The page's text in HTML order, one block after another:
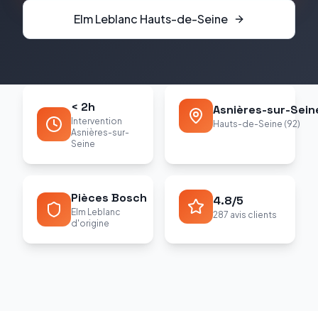
Elm Leblanc Hauts-de-Seine
< 2h
Intervention
Asnières-sur-
Seine
Asnières-sur-
Hauts-de-Seine (92)
Pièces Bosch
Elm Leblanc
d'origine
4.8/5
287 avis clients